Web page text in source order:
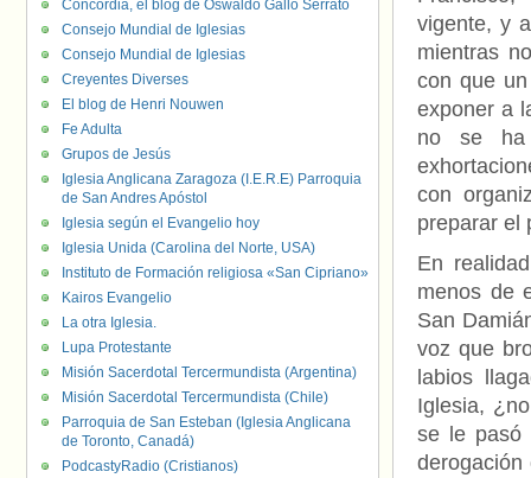
vigente, y
mientras
con que
exponer a
no se ha
con
preparar el
En
menos de
San
voz que
labios
Iglesia,
se le pasó
derogación
Concordia, el blog de Oswaldo Gallo Serrato
Consejo Mundial de Iglesias
Consejo Mundial de Iglesias
Creyentes Diverses
El blog de Henri Nouwen
Fe Adulta
Grupos de Jesús
Iglesia Anglicana Zaragoza (I.E.R.E) Parroquia
de San Andres Apóstol
Iglesia según el Evangelio hoy
Iglesia Unida (Carolina del Norte, USA)
Instituto de Formación religiosa «San Cipriano»
Kairos Evangelio
La otra Iglesia.
Lupa Protestante
Misión Sacerdotal Tercermundista (Argentina)
Misión Sacerdotal Tercermundista (Chile)
Parroquia de San Esteban (Iglesia Anglicana
de Toronto, Canadá)
PodcastyRadio (Cristianos)